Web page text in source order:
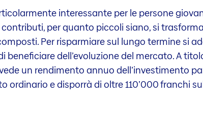
interessante per le persone
per quanto piccoli siano, si
Per risparmiare sul lungo termine si
dell’evoluzione del mercato. A
un rendimento annuo dell’investimento
ordinario e disporrà di oltre 110’000 franchi